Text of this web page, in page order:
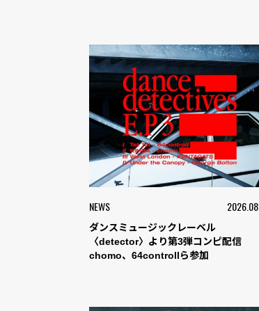
NEWS
ダンスミュージックレーベル
〈detector〉より第3弾コンピ配信
chomo、64controllら参加